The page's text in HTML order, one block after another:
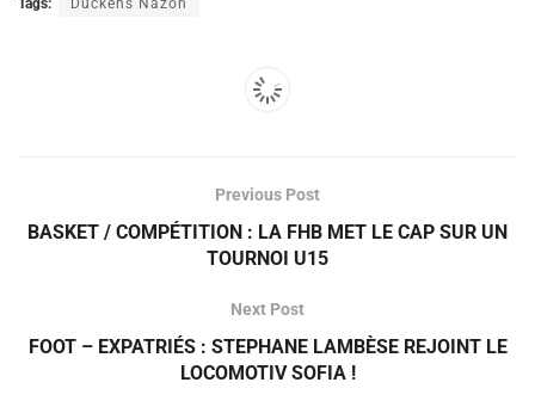
Tags: Duckens Nazon
Previous Post
BASKET / COMPÉTITION : LA FHB MET LE CAP SUR UN
TOURNOI U15
Next Post
FOOT – EXPATRIÉS : STEPHANE LAMBÈSE REJOINT LE
LOCOMOTIV SOFIA !